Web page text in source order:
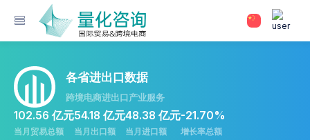
各省进出口数据
跨境电商进出口产业服务
102.56 亿元
当月贸易总额
54.18 亿元
当月出口额
48.38 亿元
当月进口额
-21.70%
增长率总额